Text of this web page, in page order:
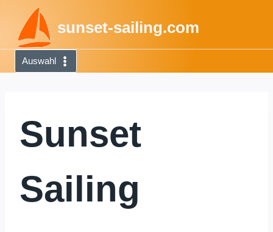
Inhalt
springen
sunset-sailing.com
Auswahl
Sunset
Sailing